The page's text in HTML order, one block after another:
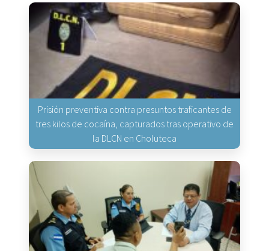
Prisión preventiva contra presuntos traficantes de
tres kilos de cocaína, capturados tras operativo de
la DLCN en Choluteca